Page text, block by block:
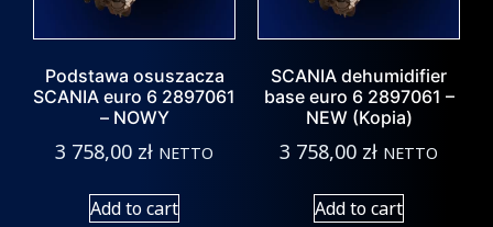
Podstawa osuszacza
SCANIA euro 6 2897061
– NOWY
3 758,00 zł NETTO
Add to cart
SCANIA dehumidifier
base euro 6 2897061 –
NEW (Kopia)
3 758,00 zł NETTO
Add to cart